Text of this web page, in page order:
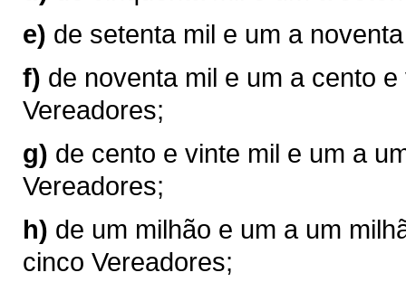
e) de setenta mil e um a
f) de noventa mil e um a cento
Vereadores;
g) de cento e vinte mil e um a
Vereadores;
h) de um milhão e um a um
cinco Vereadores;